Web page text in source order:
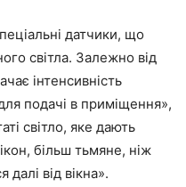
датчики, що
світла. Залежно від
інтенсивність
подачі в приміщення»,
світло, яке дають
більш тьмяне, ніж
далі від вікна».